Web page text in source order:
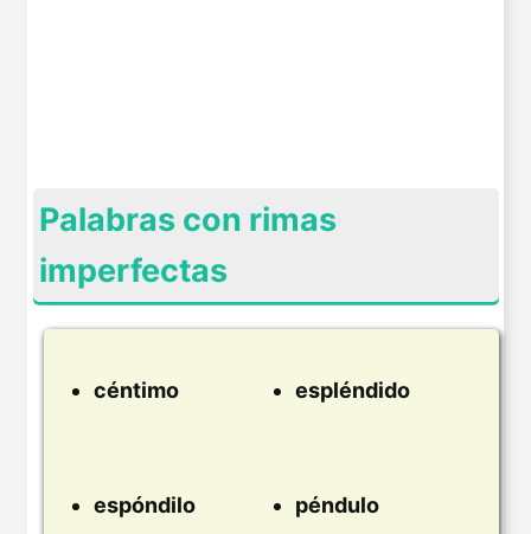
Palabras con rimas
imperfectas
céntimo espléndido
espóndilo péndulo